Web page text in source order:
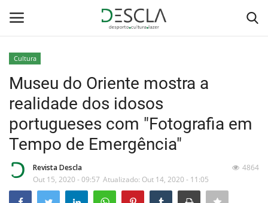
Home
...by Descla
Desporto
Contactos
Cultura
Museu do Oriente mostra a
realidade dos idosos
portugueses com "Fotografia em
Tempo de Emergência"
Revista Descla
Out 15, 2020 - 09:57 Atualizado: Out 14, 2020 - 11:05
4864